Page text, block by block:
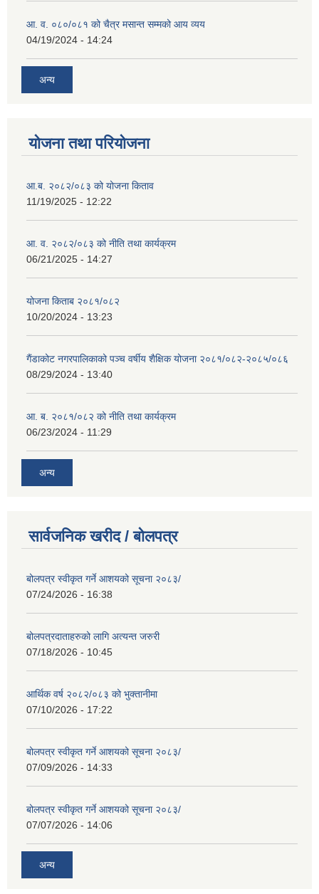
आ. व. ०८०/०८१ को चैत्र मसान्त सम्मको आय व्यय
04/19/2024 - 14:24
अन्य
योजना तथा परियोजना
आ.ब. २०८२/०८३ को योजना किताव
11/19/2025 - 12:22
आ. व. २०८२/०८३ को नीति तथा कार्यक्रम
06/21/2025 - 14:27
योजना किताब २०८१/०८२
10/20/2024 - 13:23
गैंडाकोट नगरपालिकाको पञ्च वर्षीय शैक्षिक योजना २०८१/०८२-२०८५/०८६
08/29/2024 - 13:40
आ. ब. २०८१/०८२ को नीति तथा कार्यक्रम
06/23/2024 - 11:29
अन्य
सार्वजनिक खरीद / बोलपत्र
बोलपत्र स्वीकृत गर्ने आशयको सूचना २०८३/
07/24/2026 - 16:38
बोलपत्रदाताहरुको लागि अत्यन्त जरुरी
07/18/2026 - 10:45
आर्थिक वर्ष २०८२/०८३ को भुक्तानीमा
07/10/2026 - 17:22
बोलपत्र स्वीकृत गर्ने आशयको सूचना २०८३/
07/09/2026 - 14:33
बोलपत्र स्वीकृत गर्ने आशयको सूचना २०८३/
07/07/2026 - 14:06
अन्य